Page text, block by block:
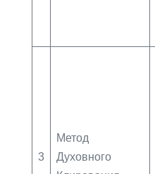
3
Метод
Духовного